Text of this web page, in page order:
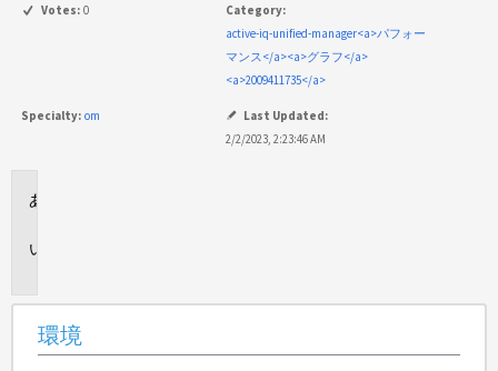
Votes: 0
Category:
active-iq-unified-manager<a>パフォー
マンス</a><a>グラフ</a>
<a>2009411735</a>
Specialty: om
Last Updated:
2/2/2023, 2:23:46 AM
環境